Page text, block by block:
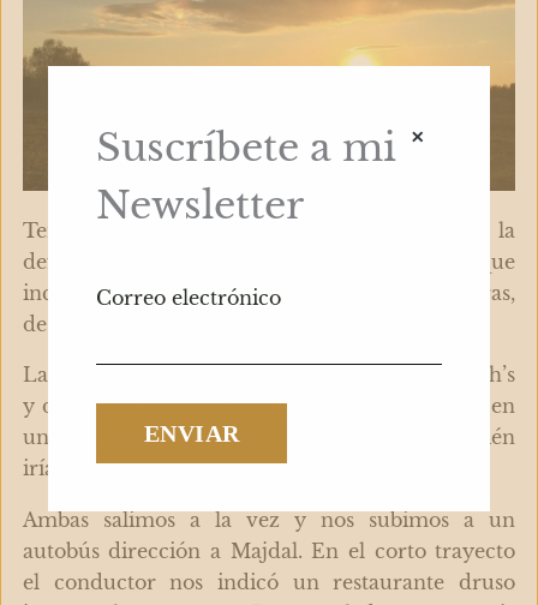
Tengo la firme creencia, de que este sonido la
defendía de la indiferencia o la maldad. Y que
incluso le ayudaba a crear conexiones más puras,
desinteresadas y sencillamente, bonitas.
La cuestión es que después de los suficientes uoh’s
y de acabar convirtiendo a un gélido receptor en
un generoso ayudante, ella decidió que también
iría a comer.
Ambas salimos a la vez y nos subimos a un
autobús dirección a Majdal. En el corto trayecto
el conductor nos indicó un restaurante druso
Suscríbete a mi
Newsletter
Correo electrónico
×